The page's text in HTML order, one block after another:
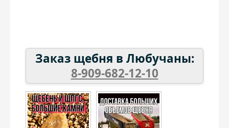
Бой
Дрова
Пеллеты
Дренаж
Земляные работы
Навесы
Заказ щебня в Любучаны:
8-909-682-12-10